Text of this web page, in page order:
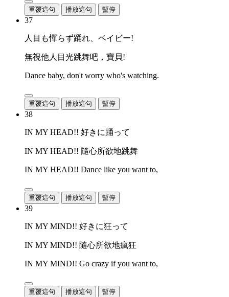
重覆這句 播放這句 暫停
37
人目も憚らず踊れ、ベイビー!
無視他人目光跳舞吧，寶貝!
Dance baby, don't worry who's watching.
重覆這句 播放這句 暫停
38
IN MY HEAD!! 好きに踊って
IN MY HEAD!! 隨心所欲地跳舞
IN MY HEAD!! Dance like you want to,
重覆這句 播放這句 暫停
39
IN MY MIND!! 好きに狂って
IN MY MIND!! 隨心所欲地瘋狂
IN MY MIND!! Go crazy if you want to,
重覆這句 播放這句 暫停